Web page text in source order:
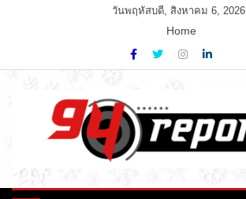
วันพฤหัสบดี, สิงหาคม 6, 2026
Home
94 Report.com
Variety News